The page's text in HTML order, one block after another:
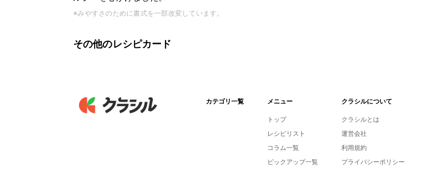
※みやすさのために書式を一部改変しています。
その他のレシピカード
カテゴリ一覧 メニュー
トップ
レシピリスト
コラム一覧
ピックアップ一覧
クラシルについて
クラシルとは
運営会社
利用規約
プライバシーポリシー